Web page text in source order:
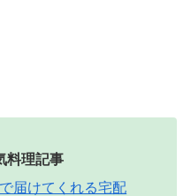
料理記事
届けてくれる宅配